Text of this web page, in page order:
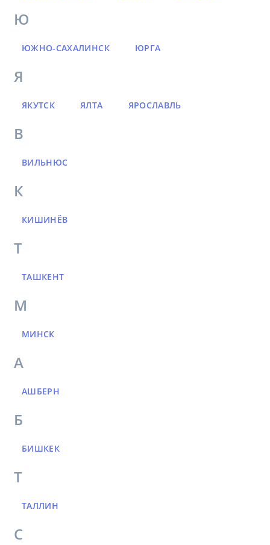
Ю
ЮЖНО-САХАЛИНСК ЮРГА
Я
ЯКУТСК ЯЛТА ЯРОСЛАВЛЬ
В
ВИЛЬНЮС
К
КИШИНЁВ
Т
ТАШКЕНТ
М
МИНСК
А
АШБЕРН
Б
БИШКЕК
Т
ТАЛЛИН
С